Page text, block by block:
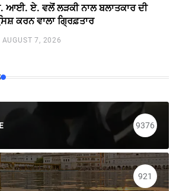
ਆਈ. ਏ. ਵਲੋਂ ਲੜਕੀ ਨਾਲ ਬਲਾਤਕਾਰ ਦੀ
ਕਰਨ ਵਾਲਾ ਗ੍ਰਿਫ਼ਤਾਰ
AUGUST 7, 2026
9376
921